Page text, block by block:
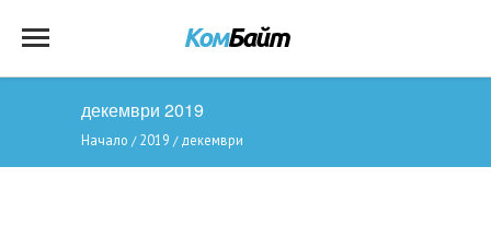
декември 2019
Начало / 2019 / декември